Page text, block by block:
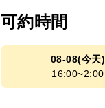
可約時間
08-08(今天)
16:00~2:00